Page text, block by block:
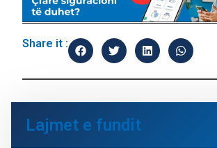
Share it :
Lajmet e fundit